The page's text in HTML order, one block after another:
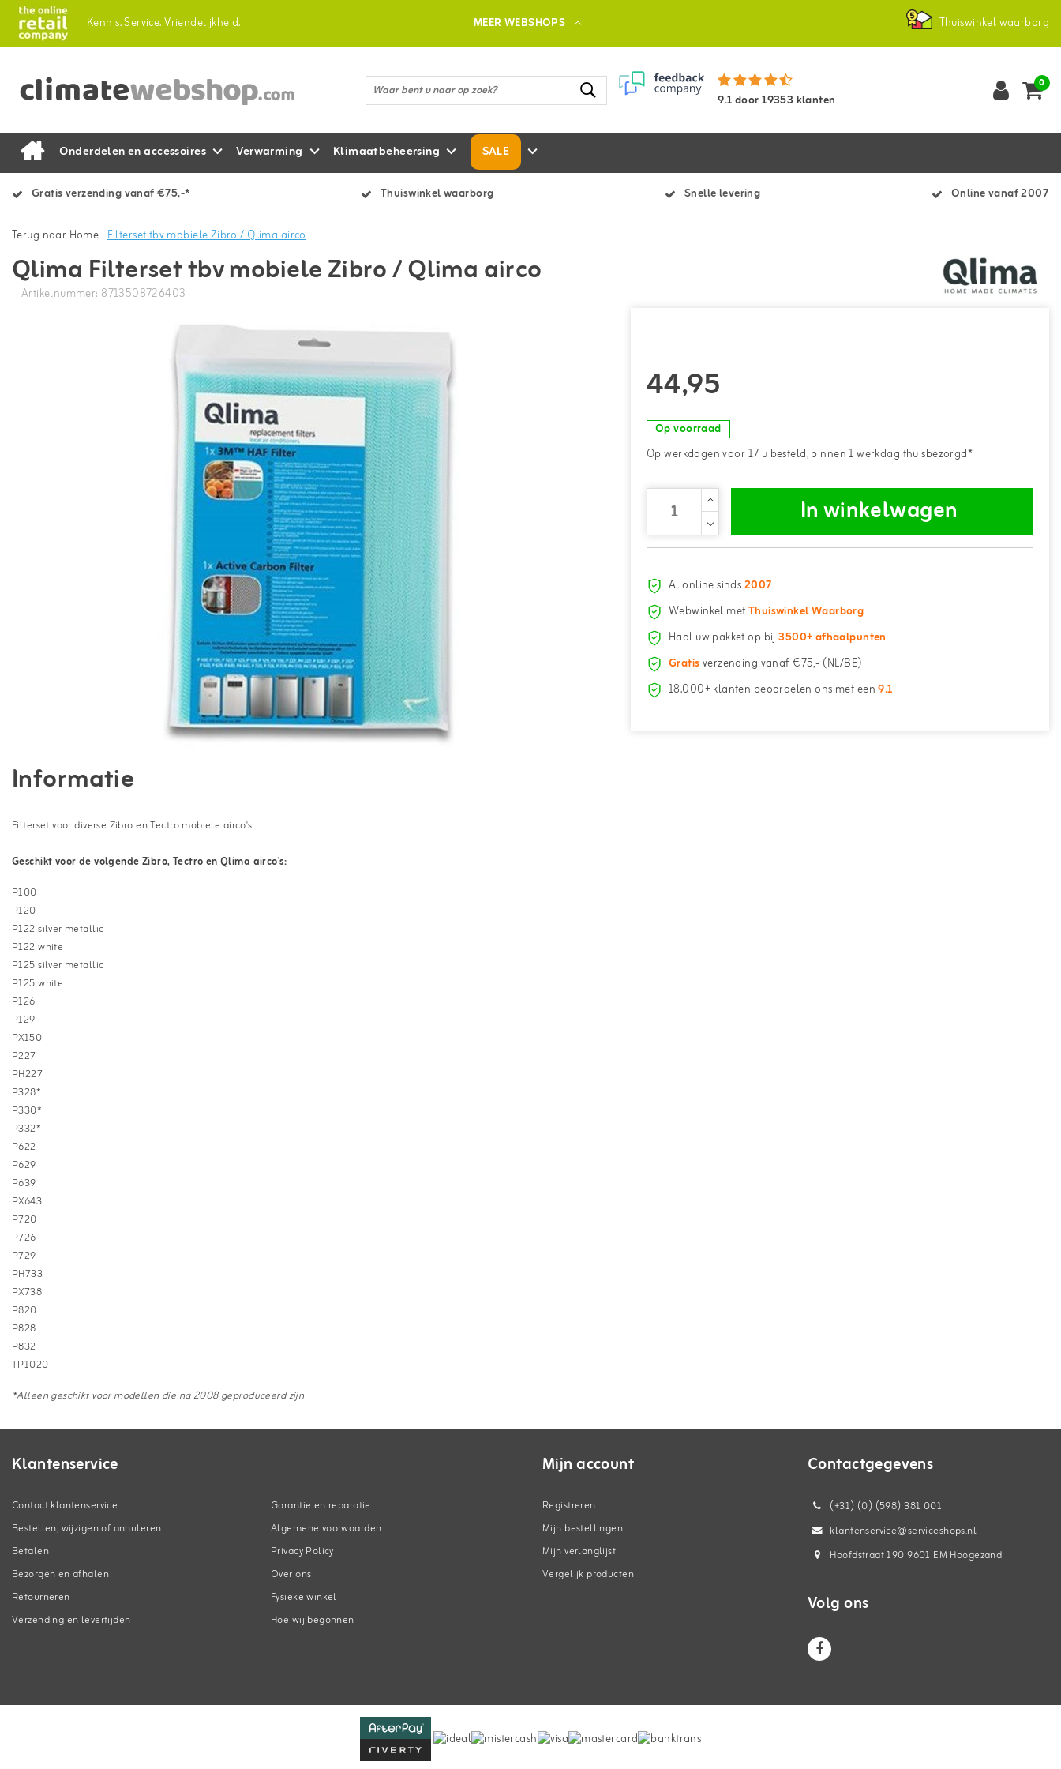
Kennis.Service.Vriendelijkheid. MEER WEBSHOPS Thuiswinkel waarborg
9.1door19353 klanten
0
Onderdelen en accessoires Verwarming Klimaatbeheersing SALE
Gratis verzending vanaf €75,-* Thuiswinkel waarborg Snelle levering Online vanaf 2007
Terug naar Home |Filterset tbv mobiele Zibro / Qlima airco
Qlima Filterset tbv mobiele Zibro / Qlima airco
| Artikelnummer: 8713508726403
44,95
Op voorraad
Op werkdagen voor 17 u besteld, binnen 1 werkdag thuisbezorgd*
In winkelwagen
Al online sinds2007
Webwinkel metThuiswinkel Waarborg
Haal uw pakket op bij3500+ afhaalpunten
Gratisverzending vanaf €75,- (NL/BE)
18.000+ klanten beoordelen ons met een9.1
Informatie
Filterset voor diverse Zibro en Tectro mobiele airco's.
Geschikt voor de volgende Zibro, Tectro en Qlima airco's:
P100
P120
P122 silver metallic
P122 white
P125 silver metallic
P125 white
P126
P129
PX150
P227
PH227
P328*
P330*
P332*
P622
P629
P639
PX643
P720
P726
P729
PH733
PX738
P820
P828
P832
TP1020
*Alleen geschikt voor modellen die na 2008 geproduceerd zijn
Klantenservice
Contact klantenservice
Bestellen, wijzigen of annuleren
Betalen
Bezorgen en afhalen
Retourneren
Verzending en levertijden
Garantie en reparatie
Algemene voorwaarden
Privacy Policy
Over ons
Fysieke winkel
Hoe wij begonnen
Mijn account
Registreren
Mijn bestellingen
Mijn verlanglijst
Vergelijk producten
Contactgegevens
(+31) (0) (598) 381 001
klantenservice@serviceshops.nl
Hoofdstraat 190 9601 EM Hoogezand
Volg ons